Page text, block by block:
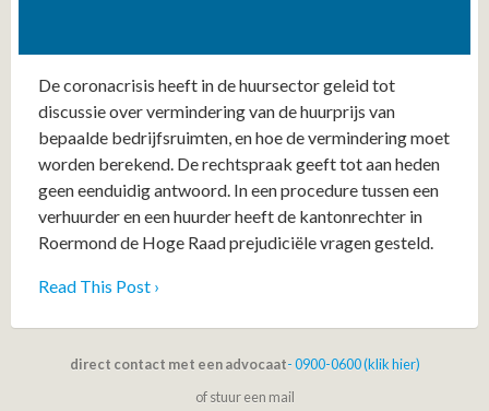
De coronacrisis heeft in de huursector geleid tot
discussie over vermindering van de huurprijs van
bepaalde bedrijfsruimten, en hoe de vermindering moet
worden berekend. De rechtspraak geeft tot aan heden
geen eenduidig antwoord. In een procedure tussen een
verhuurder en een huurder heeft de kantonrechter in
Roermond de Hoge Raad prejudiciële vragen gesteld.
Read This Post ›
direct contact met een advocaat- 0900-0600 (klik hier)
of stuur een mail